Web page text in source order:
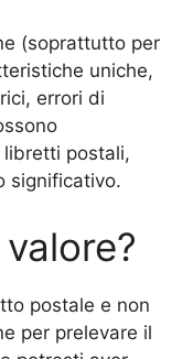
(soprattutto per
uniche,
errori di
postali,
significativo.
postale e non
per prelevare il